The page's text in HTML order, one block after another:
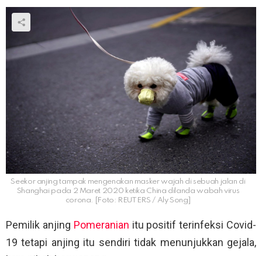
Seekor anjing tampak mengenakan masker wajah di sebuah jalan di
Shanghai pada 2 Maret 2020 ketika China dilanda wabah virus
corona. [Foto: REUTERS / Aly Song]
Pemilik anjing Pomeranian itu positif terinfeksi Covid-
19 tetapi anjing itu sendiri tidak menunjukkan gejala,